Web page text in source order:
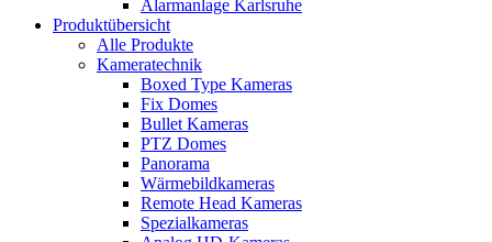
Alarmanlage Karlsruhe
Produktübersicht
Alle Produkte
Kameratechnik
Boxed Type Kameras
Fix Domes
Bullet Kameras
PTZ Domes
Panorama
Wärmebildkameras
Remote Head Kameras
Spezialkameras